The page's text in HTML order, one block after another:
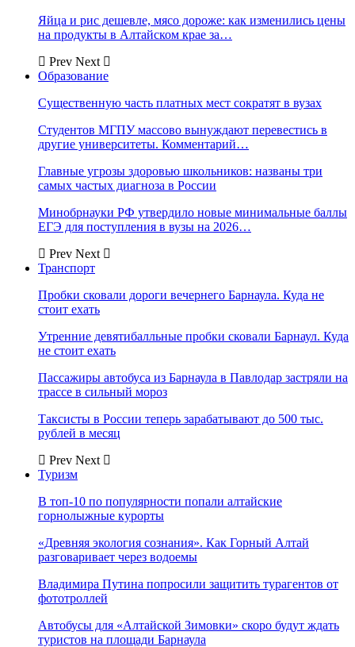
Яйца и рис дешевле, мясо дороже: как изменились цены
на продукты в Алтайском крае за…
Prev Next
Образование
Существенную часть платных мест сократят в вузах
Студентов МГПУ массово вынуждают перевестись в
другие университеты. Комментарий…
Главные угрозы здоровью школьников: названы три
самых частых диагноза в России
Минобрнауки РФ утвердило новые минимальные баллы
ЕГЭ для поступления в вузы на 2026…
Prev Next
Транспорт
Пробки сковали дороги вечернего Барнаула. Куда не
стоит ехать
Утренние девятибалльные пробки сковали Барнаул. Куда
не стоит ехать
Пассажиры автобуса из Барнаула в Павлодар застряли на
трассе в сильный мороз
Таксисты в России теперь зарабатывают до 500 тыс.
рублей в месяц
Prev Next
Туризм
В топ-10 по популярности попали алтайские
горнолыжные курорты
«Древняя экология сознания». Как Горный Алтай
разговаривает через водоемы
Владимира Путина попросили защитить турагентов от
фототроллей
Автобусы для «Алтайской Зимовки» скоро будут ждать
туристов на площади Барнаула